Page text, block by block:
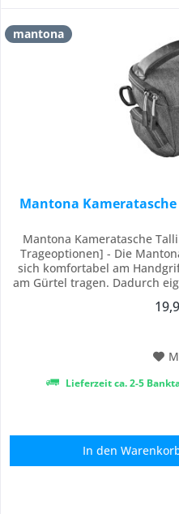
mantona
Mantona
Mantona Kameratasche
Trageoptionen] - Die
sich komfortabel am
am Gürtel tragen. Dadurch
täglichen Einsatz. [Viel
Lieferzeit ca. 2-5
In den